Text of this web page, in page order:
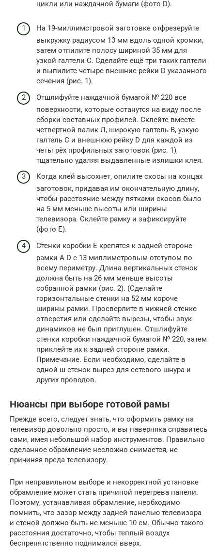
цикли или наждачной бумаги (фото D).
На 19-миллимстровой заготовке отфрезеруйте
выкружку радиусом 13 мм вдоль одной кромки,
затем отпилите полосу шириной 35 мм для
узкой галтели С. Сделайте ещё три таких галтели
и выпилите четыре внешние рейки D указанного
сечения (рис. 1).
Отшлифуйте наждачной бумагой № 220 все
поверхности, которые останутся на виду после
сборки составных профилей. Склейте вместе
четвертной валик Л, широкую галтель В, узкую
галтель С и внешнюю рейку D для каждой из
четы рёх профильных заготовок (рис. 1),
тщательно удаляя выдавленные излишки клея.
Когда клей высохнет, опилите скосы на концах
заготовок, придавая им окончательную длину,
чтобы расстояние между пятками скосов было
на 5 мм меньше высоты или ширины
телевизора. Склейте рамку и зафиксируйте
(фото Е).
Стенки коробки Е крепятся к задней стороне
рамки A-D с 13-миллиметровым отступом по
всему периметру. Длина вертикальных стенок
должна быть на 26 мм меньше высоты
собранной рамки (рис. 2). (Сделайте
горизонтальные стенки на 52 мм короче
ширины рамки. Просверлите в нижней стенке
отверстия или сделайте вырезы, чтобы звук
динамиков не был приглушен. Отшлифуйте
стенки коробки наждачной бумагой № 220, затем
приклейте их к задней стороне рамки.
Примечание. Если необходимо, сделайте в
одной ш стенок вырез для сетевого шнура и
других проводов.
Нюансы при выборе готовой рамы
Прежде всего, следует знать, что оформить рамку на
телевизор довольно просто, и вы наверняка справитесь
сами, имея небольшой набор инструментов. Правильно
сделанное обрамление несложно снимается, не
причиняя вреда телевизору.
При неправильном выборе и некорректной установке
обрамление может стать причиной перегрева панели.
Поэтому, устанавливая обрамление, необходимо
помнить, что зазор между задней панелью телевизора
и стеной должно быть не меньше 10 см. Обычно такого
расстояния достаточно, чтобы теплый воздух
беспрепятственно поднимался вверх.